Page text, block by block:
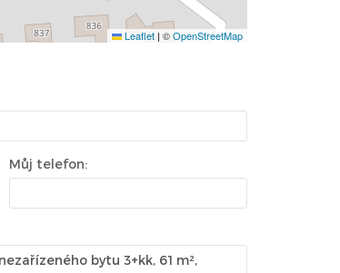
Leaflet|©OpenStreetMap
Můj telefon: